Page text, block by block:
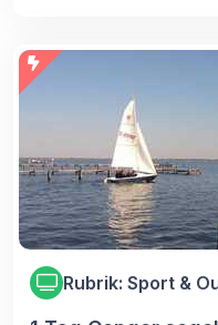
Rubrik: Sport &